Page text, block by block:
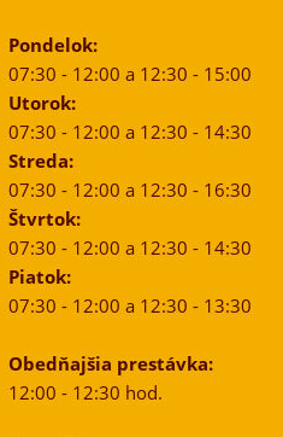
Pondelok:
07:30 - 12:00 a 12:30 - 15:00
Utorok:
07:30 - 12:00 a 12:30 - 14:30
Streda:
07:30 - 12:00 a 12:30 - 16:30
Štvrtok:
07:30 - 12:00 a 12:30 - 14:30
Piatok:
07:30 - 12:00 a 12:30 - 13:30
Obedňajšia prestávka:
12:00 - 12:30 hod.